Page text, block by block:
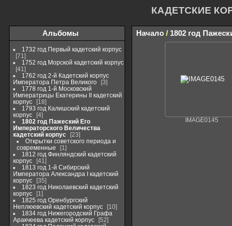
КАДЕТСКИЕ
Альбомы
1732 год Первый кадетский корпус
71
1752 год Морской кадетский корпус
41
1762 год 2-й Кадетский корпус
Императора Петра Великого
3
1778 год 1-й Московский
Императрицы Екатерины II кадетский
корпус
18
1793 год Калишский кадетский
корпус
4
1802 год Пажеский Его
Императорского Величества
кадетский корпус
23
Открытки советского периода и
современные
1
1812 год Финляндский кадетский
корпус
41
1813 год 1-й Сибирский
Императора Александра I кадетский
корпус
35
1823 год Николаевский кадетский
корпус
1
1825 год Оренбургский
Неплюевский кадетский корпус
10
1834 год Нижегородский Графа
Аракчеева кадетский корпус
52
Начало/ 1802 год
IMAGE0145